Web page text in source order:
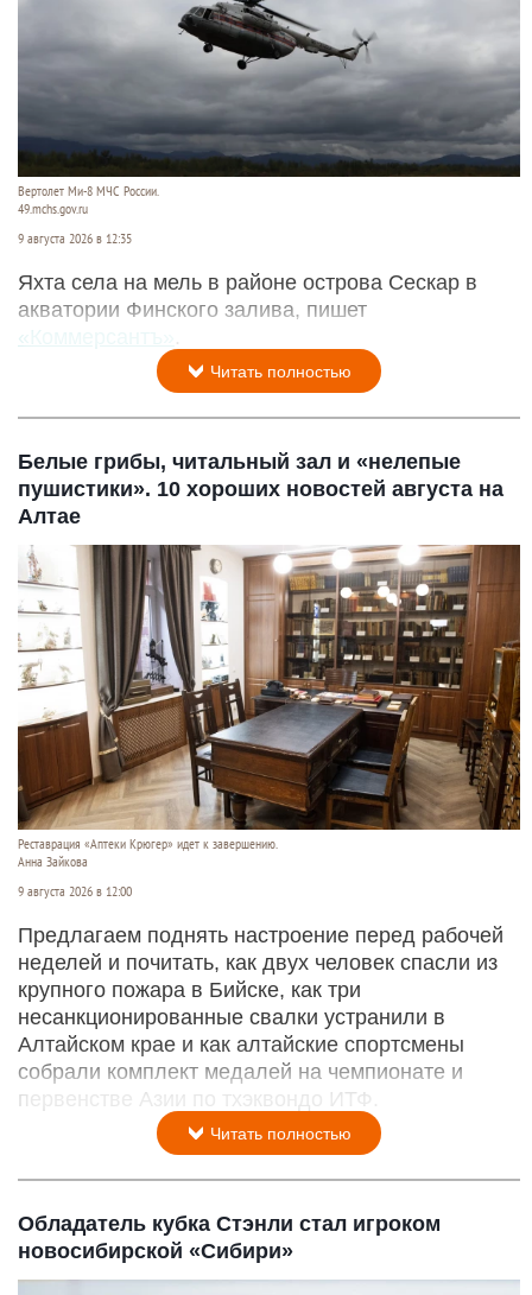
Вертолет Ми-8 МЧС России.
49.mchs.gov.ru
9 августа 2026 в 12:35
Яхта села на мель в районе острова Сескар в
акватории Финского залива, пишет
«Коммерсантъ»
Читать полностью
Белые грибы, читальный зал и «нелепые
пушистики». 10 хороших новостей августа на
Алтае
Реставрация «Аптеки Крюгер» идет к завершению.
Анна Зайкова
9 августа 2026 в 12:00
Предлагаем поднять настроение перед рабочей
неделей и почитать, как двух человек спасли из
крупного пожара в Бийске, как три
несанкционированные свалки устранили в
Алтайском крае и как алтайские спортсмены
собрали комплект медалей на чемпионате и
первенстве Азии по тхэквондо ИТФ.
Читать полностью
Обладатель кубка Стэнли стал игроком
новосибирской «Сибири»